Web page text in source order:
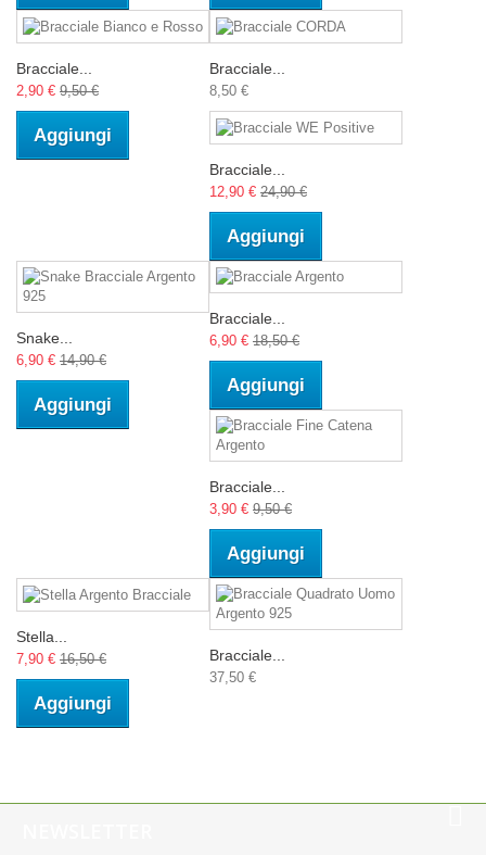
Bracciale...
2,90 € 9,50 €
Aggiungi
Bracciale...
8,50 €
Bracciale...
12,90 € 24,90 €
Aggiungi
Snake...
6,90 € 14,90 €
Aggiungi
Bracciale...
6,90 € 18,50 €
Aggiungi
Bracciale...
3,90 € 9,50 €
Aggiungi
Stella...
7,90 € 16,50 €
Aggiungi
Bracciale...
37,50 €